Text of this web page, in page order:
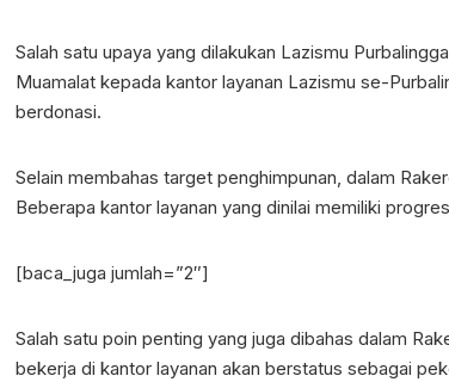
Salah satu upaya yang dilakukan Lazismu
Muamalat kepada kantor layanan Lazismu se-
berdonasi.
Selain membahas target penghimpunan, dalam
Beberapa kantor layanan yang dinilai memiliki
[baca_juga jumlah=”2″]
Salah satu poin penting yang juga dibahas dalam
bekerja di kantor layanan akan berstatus sebagai